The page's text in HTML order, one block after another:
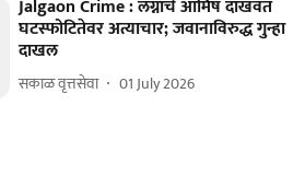
Jalgaon Crime : लग्नाचे आमिष दाखवत
घटस्फोटितेवर अत्याचार; जवानाविरुद्ध गुन्हा
दाखल
सकाळ वृत्तसेवा 01 July 2026